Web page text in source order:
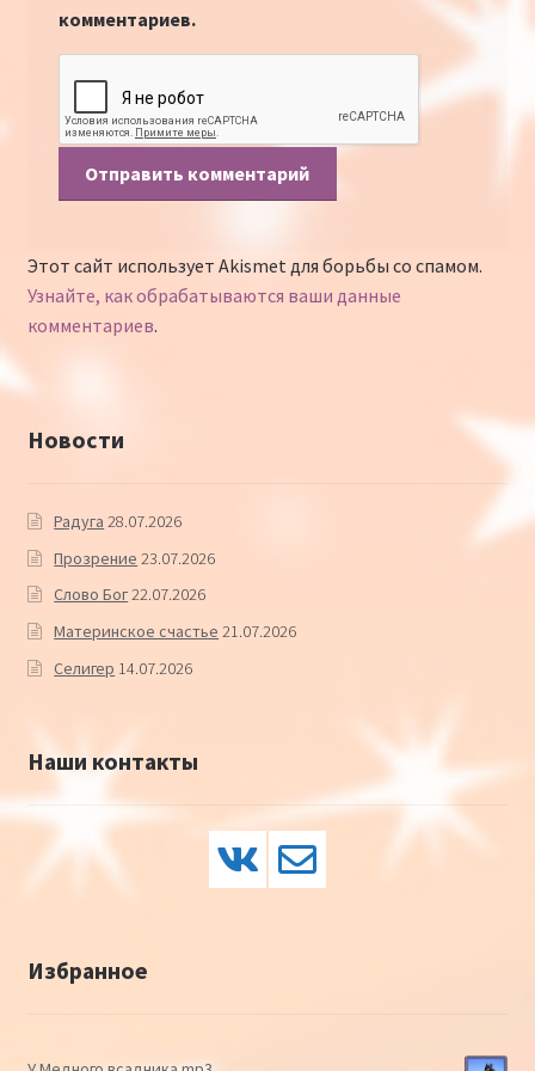
комментариев.
Этот сайт использует Akismet для борьбы со спамом.
Узнайте, как обрабатываются ваши данные
комментариев.
Новости
Радуга 28.07.2026
Прозрение 23.07.2026
Слово Бог22.07.2026
Материнское счастье 21.07.2026
Селигер 14.07.2026
Наши контакты
Избранное